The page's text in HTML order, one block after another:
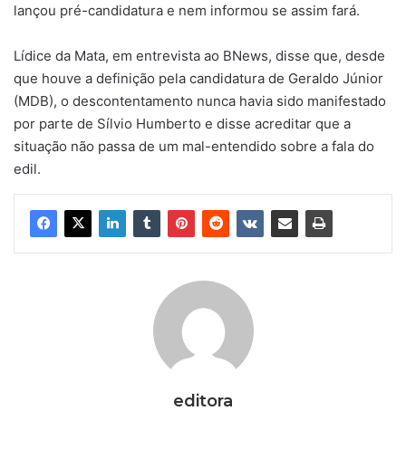
lançou pré-candidatura e nem informou se assim fará.
Lídice da Mata, em entrevista ao BNews, disse que, desde
que houve a definição pela candidatura de Geraldo Júnior
(MDB), o descontentamento nunca havia sido manifestado
por parte de Sílvio Humberto e disse acreditar que a
situação não passa de um mal-entendido sobre a fala do
edil.
editora